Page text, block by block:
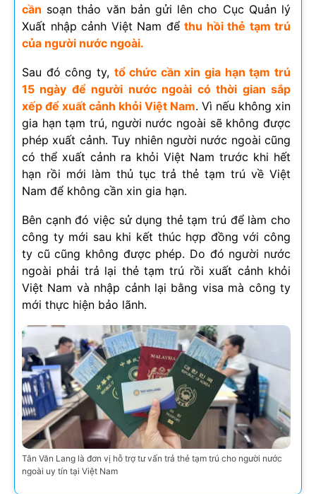
cần soạn thảo văn bản gửi lên cho Cục Quản lý
Xuất nhập cảnh Việt Nam để thu hồi thẻ tạm trú
của người nước ngoài.
Sau đó công ty, tổ chức cần xin gia hạn tạm trú
15 ngày để người nước ngoài có thời gian sắp
xếp để xuất cảnh khỏi Việt Nam. Vì nếu không xin
gia hạn tạm trú, người nước ngoài sẽ không được
phép xuất cảnh. Tuy nhiên người nước ngoài cũng
có thể xuất cảnh ra khỏi Việt Nam trước khi hết
hạn rồi mới làm thủ tục trả thẻ tạm trú về Việt
Nam để không cần xin gia hạn.
Bên cạnh đó việc sử dụng thẻ tạm trú để làm cho
công ty mới sau khi kết thúc hợp đồng với công
ty cũ cũng không được phép. Do đó người nước
ngoài phải trả lại thẻ tạm trú rồi xuất cảnh khỏi
Việt Nam và nhập cảnh lại bằng visa mà công ty
mới thực hiện bảo lãnh.
Tân Văn Lang là đơn vị hỗ trợ tư vấn trả thẻ tạm trú cho người nước
ngoài uy tín tại Việt Nam